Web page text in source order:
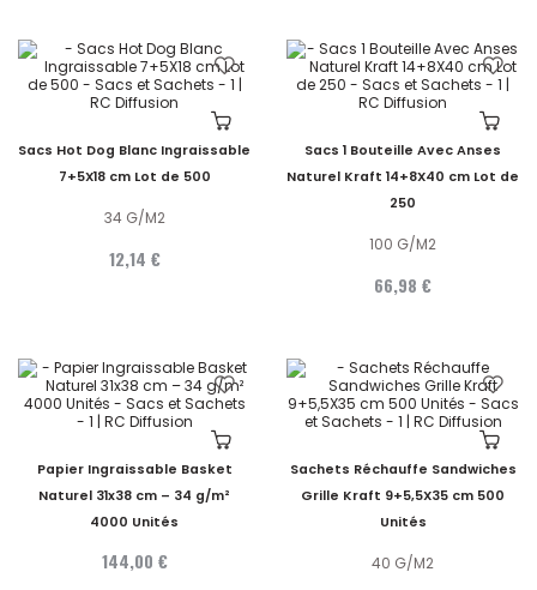
Sacs Hot Dog Blanc Ingraissable
7+5X18 cm Lot de 500
34 G/M2
12,14 €
Sacs 1 Bouteille Avec Anses
Naturel Kraft 14+8X40 cm Lot de
250
100 G/M2
66,98 €
Papier Ingraissable Basket
Naturel 31x38 cm – 34 g/m²
4000 Unités
144,00 €
Sachets Réchauffe Sandwiches
Grille Kraft 9+5,5X35 cm 500
Unités
40 G/M2